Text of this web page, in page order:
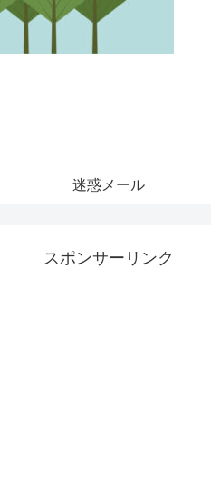
迷惑メール
スポンサーリンク